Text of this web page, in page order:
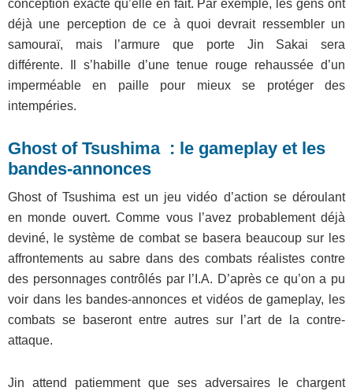
conception exacte qu’elle en fait. Par exemple, les gens ont
déjà une perception de ce à quoi devrait ressembler un
samouraï, mais l’armure que porte Jin Sakai sera
différente. Il s’habille d’une tenue rouge rehaussée d’un
imperméable en paille pour mieux se protéger des
intempéries.
Ghost of Tsushima : le gameplay et les
bandes-annonces
Ghost of Tsushima est un jeu vidéo d’action se déroulant
en monde ouvert. Comme vous l’avez probablement déjà
deviné, le système de combat se basera beaucoup sur les
affrontements au sabre dans des combats réalistes contre
des personnages contrôlés par l’I.A. D’après ce qu’on a pu
voir dans les bandes-annonces et vidéos de gameplay, les
combats se baseront entre autres sur l’art de la contre-
attaque.
Jin attend patiemment que ses adversaires le chargent